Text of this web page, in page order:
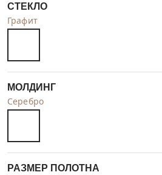
СТЕКЛО
Графит
МОЛДИНГ
Серебро
РАЗМЕР ПОЛОТНА